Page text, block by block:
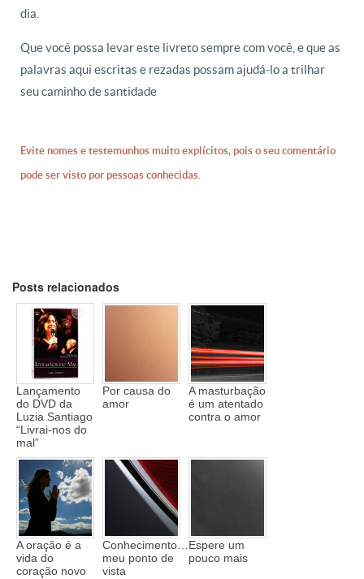
dia.
Que você possa levar este livreto sempre com você, e que as
palavras aqui escritas e rezadas possam ajudá-lo a trilhar
seu caminho de santidade
Evite nomes e testemunhos muito explícitos, pois o seu comentário
pode ser visto por pessoas conhecidas.
Posts relacionados
Lançamento
do DVD da
Luzia Santiago
“Livrai-nos do
mal”
Por causa do
amor
A masturbação
é um atentado
contra o amor
A oração é a
vida do
coração novo
Conhecimento…
meu ponto de
vista
Espere um
pouco mais